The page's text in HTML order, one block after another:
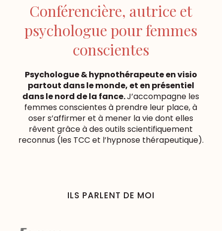
Conférencière, autrice et
psychologue pour femmes
conscientes
Psychologue & hypnothérapeute en visio
partout dans le monde, et en présentiel
dans le nord de la fance.J’accompagne les
femmes conscientes à prendre leur place, à
oser s’affirmer et à mener la vie dont elles
rêvent grâce à des outils scientifiquement
reconnus (les TCC et l’hypnose thérapeutique).
ILS PARLENT DE MOI